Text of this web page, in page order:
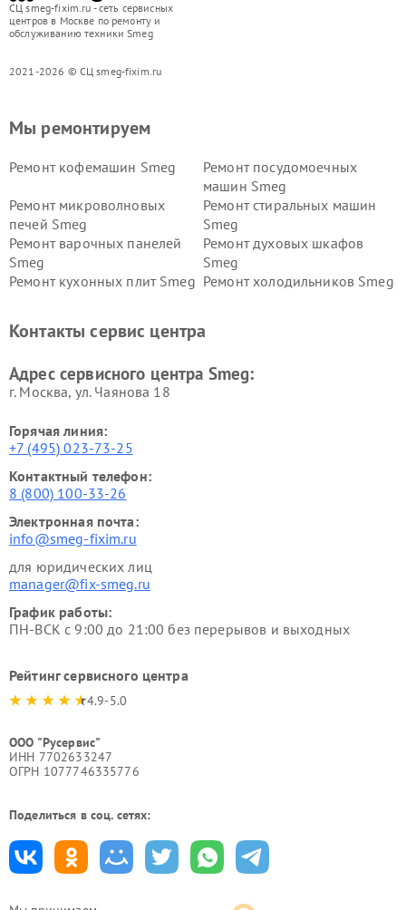
СЦ smeg-fixim.ru - сеть сервисных
центров в Москве по ремонту и
обслуживанию техники Smeg
2021-2026 © СЦ smeg-fixim.ru
Мы ремонтируем
Ремонт кофемашин Smeg
Ремонт посудомоечных
машин Smeg
Ремонт микроволновых
печей Smeg
Ремонт стиральных машин
Smeg
Ремонт варочных панелей
Smeg
Ремонт духовых шкафов
Smeg
Ремонт кухонных плит Smeg Ремонт холодильников Smeg
Контакты сервис центра
Адрес сервисного центра Smeg:
г. Москва, ул. Чаянова 18
Горячая линия:
+7 (495) 023-73-25
Контактный телефон:
8 (800) 100-33-26
Электронная почта:
info@smeg-fixim.ru
для юридических лиц
manager@fix-smeg.ru
График работы:
ПН-ВСК с 9:00 до 21:00 без перерывов и выходных
Рейтинг сервисного центра
4.9-5.0
ООО "Русервис"
ИНН 7702633247
ОГРН 1077746335776
Поделиться в соц. сетях: